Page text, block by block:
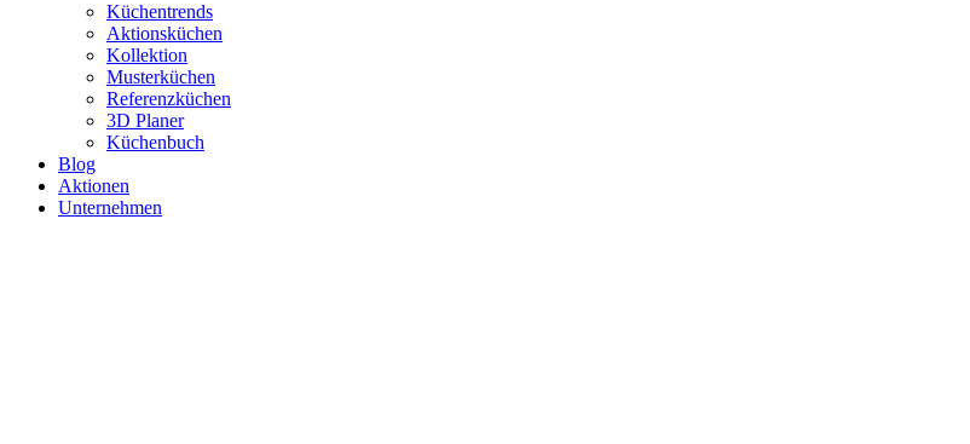
Küchentrends
Aktionsküchen
Kollektion
Musterküchen
Referenzküchen
3D Planer
Küchenbuch
Blog
Aktionen
Unternehmen